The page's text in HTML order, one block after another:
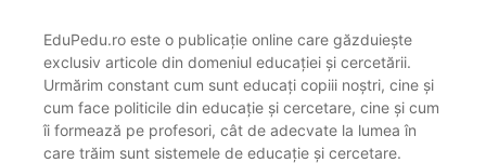
EduPedu.ro este o publicație online care găzduiește
exclusiv articole din domeniul educației și cercetării.
Urmărim constant cum sunt educați copiii noștri, cine și
cum face politicile din educație și cercetare, cine și cum
îi formează pe profesori, cât de adecvate la lumea în
care trăim sunt sistemele de educație și cercetare.